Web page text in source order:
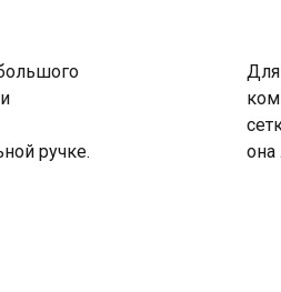
Для
она
ручке.